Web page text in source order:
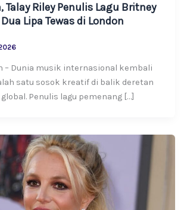
Talay Riley Penulis Lagu Britney
Lipa Tewas di London
– Dunia musik internasional kembali
satu sosok kreatif di balik deretan
Penulis lagu pemenang […]